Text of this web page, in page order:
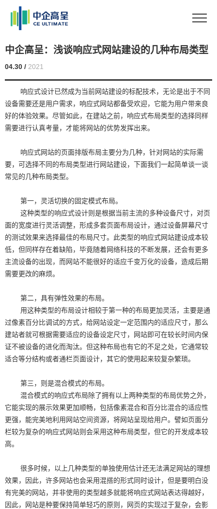
中企高呈：浅谈响应式网站建设的几种布局类型
04.30 / 2021
响应式设计已然成为当前网站建设的标配技术，无论是出于不同
设备需要还是用户需求，响应式网站都备受欢迎，它能为用户带来良
好的体验效果。尽管如此，在建站之前，响应式布局类型的选择同样
需要进行认真考量，才能将网站的优势发挥出来。
响应式网站的页面排版布局主要分为几种，针对网站的实际需
要，可选择不同的布局类型进行网站建设，下面我们一起简单谈一谈
常见的几种布局类型。
第一，灵活切换的固定模式布局。
这种类型的响应式设计则是根据当前主流的多种设备尺寸，对页
面的宽度进行灵活调整，形成多套页面布局设计，通过设备屏幕尺寸
的测试效果来选择最佳的布局尺寸。此类型的响应式网站建设成本较
低，但同样存在着缺陷，毕竟随着网络科技的不断发展，还会有更多
主流设备的出现，而网站不能很好的适应千变万化的设备，造成后期
需要更改的麻烦。
第二，具有弹性效果的布局。
用这种类型的布局设计相较于第一种的布局更加灵活，主要是通
过像素百分比调试的方式，给网站设定一定范围内的适应尺寸，那么
建站者就可根据需要适应的设备设定尺寸，网站即可在较长时间内保
证不被设备的进化而淘汰。但这种布局也有它的不足之处，它通常较
适合等分结构或者通栏页面设计，其它的使用起来较复杂繁琐。
第三，则是混合模式的布局。
混合模式的响应式布局除了拥有以上两种类型的布局优势之外，
它能实现的展示效果更加顺畅，包括像素混合和百分比混合的适应性
更强，能完美地利用网站空间资源，将网站呈现给用户。譬如页面分
栏较为复杂的响应式网站则会采用这种布局类型，但它的开发成本较
高。
很多时候，以上几种类型的单独使用估计还无法满足网站的理想
效果，因此，许多网站也会采用混搭的形式同时设计，但是要明白没
有完美的网站，并非使用的类型越多就能将响应式网站表达得越好，
因此，网站是种要保持简单轻巧的原则，网页的实现过于复杂，会影